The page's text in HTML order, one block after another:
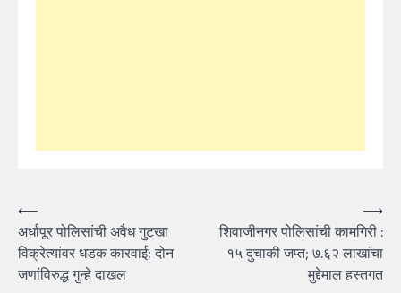
Post
navigation
⟵
अर्धापूर पोलिसांची अवैध गुटखा
विक्रेत्यांवर धडक कारवाई; दोन
जणांविरुद्ध गुन्हे दाखल
शिवाजीनगर पोलिसांची कामगिरी :
१५ दुचाकी जप्त; ७.६२ लाखांचा
मुद्देमाल हस्तगत
⟶